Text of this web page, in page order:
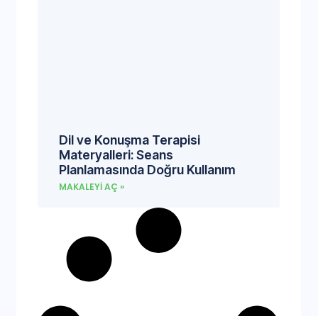
Dil ve Konuşma Terapisi
Materyalleri: Seans
Planlamasında Doğru Kullanım
MAKALEYI AÇ »